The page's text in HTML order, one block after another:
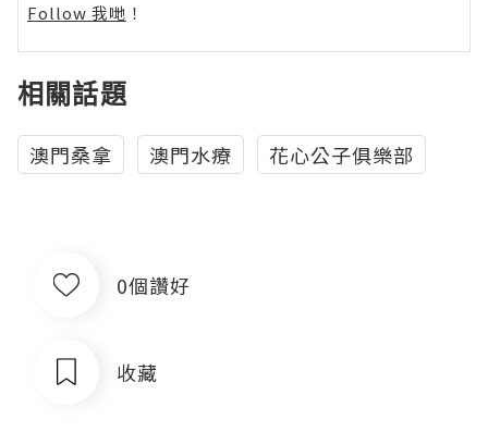
Follow 我哋 ！
相關話題
澳門桑拿 澳門水療 花心公子俱樂部
0個讚好
收藏